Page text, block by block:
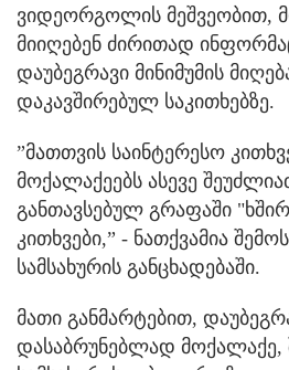
ვიდეორგოლის მეშვეობით,
მიიღებენ ძირითად
დაუბეგრავი მინიმუმის
დაკავშირებულ საკითხებზე.
”მათთვის საინტერესო
მოქალაქეებს ასევე
განთავსებულ გრაფაში
კითხვები,” - ნათქვამია
სამსახურის განცხადებაში.
მათი განმარტებით,
დასაბრუნებლად მოქალაქე,